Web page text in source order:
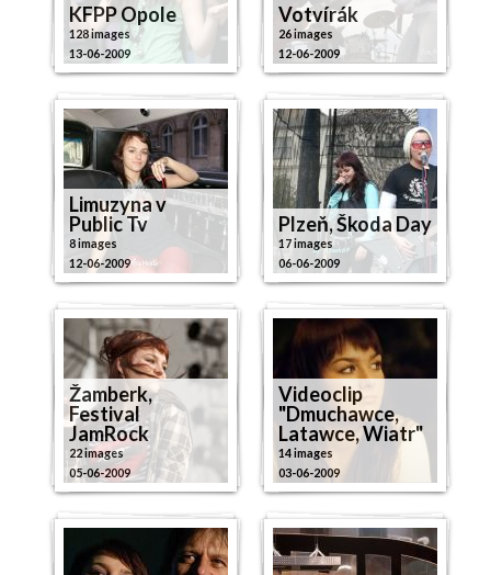
KFPP Opole
128 images
13-06-2009
Votvírák
26 images
12-06-2009
Limuzyna v
Public Tv
8 images
12-06-2009
Plzeň, Škoda Day
17 images
06-06-2009
Žamberk,
Festival
JamRock
22 images
05-06-2009
Videoclip
"Dmuchawce,
Latawce, Wiatr"
14 images
03-06-2009